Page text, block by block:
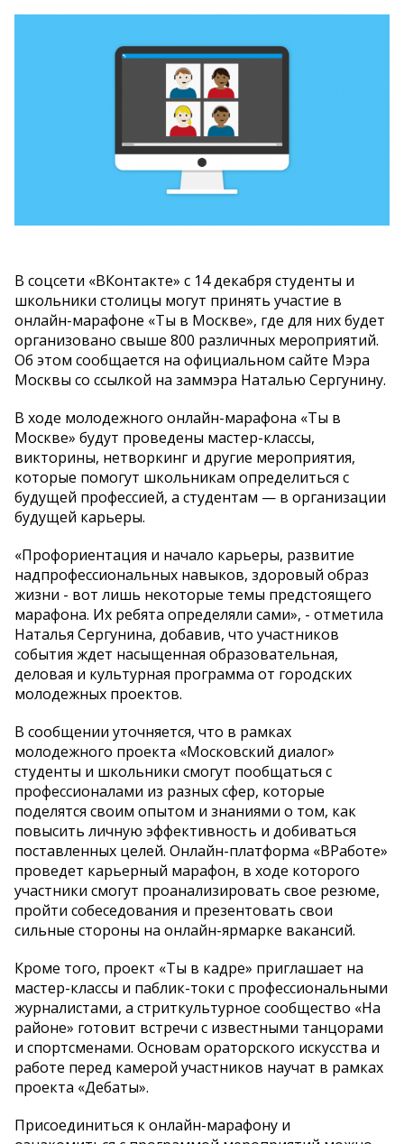
В соцсети «ВКонтакте» с 14 декабря студенты и
школьники столицы могут принять участие в
онлайн-марафоне «Ты в Москве», где для них будет
организовано свыше 800 различных мероприятий.
Об этом сообщается на официальном сайте Мэра
Москвы со ссылкой на заммэра Наталью Сергунину.
В ходе молодежного онлайн-марафона «Ты в
Москве» будут проведены мастер-классы,
викторины, нетворкинг и другие мероприятия,
которые помогут школьникам определиться с
будущей профессией, а студентам — в организации
будущей карьеры.
«Профориентация и начало карьеры, развитие
надпрофессиональных навыков, здоровый образ
жизни - вот лишь некоторые темы предстоящего
марафона. Их ребята определяли сами», - отметила
Наталья Сергунина, добавив, что участников
события ждет насыщенная образовательная,
деловая и культурная программа от городских
молодежных проектов.
В сообщении уточняется, что в рамках
молодежного проекта «Московский диалог»
студенты и школьники смогут пообщаться с
профессионалами из разных сфер, которые
поделятся своим опытом и знаниями о том, как
повысить личную эффективность и добиваться
поставленных целей. Онлайн-платформа «ВРаботе»
проведет карьерный марафон, в ходе которого
участники смогут проанализировать свое резюме,
пройти собеседования и презентовать свои
сильные стороны на онлайн-ярмарке вакансий.
Кроме того, проект «Ты в кадре» приглашает на
мастер-классы и паблик-токи с профессиональными
журналистами, а стриткультурное сообщество «На
районе» готовит встречи с известными танцорами
и спортсменами. Основам ораторского искусства и
работе перед камерой участников научат в рамках
проекта «Дебаты».
Присоединиться к онлайн-марафону и